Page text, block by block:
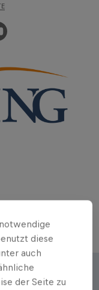
diese
auch
der Seite zu